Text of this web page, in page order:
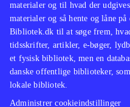
materialer og til hvad der
materialer og så hente og låne
Bibliotek.dk til at søge frem,
tidsskrifter, artikler, e-bøger,
et fysisk bibliotek, men en
danske offentlige biblioteker,
lokale bibliotek.
Administrer cookieindstillinger